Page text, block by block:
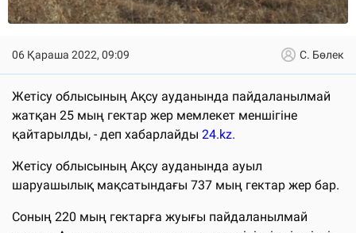
06 Қараша 2022, 09:09 С. Бөлек
Жетісу облысының Ақсу ауданында пайдаланылмай
жатқан 25 мың гектар жер мемлекет меншігіне
қайтарылды, - деп хабарлайды 24.kz.
Жетісу облысының Ақсу ауданында ауыл
шаруашылық мақсатындағы 737 мың гектар жер бар.
Соның 220 мың гектарға жуығы пайдаланылмай